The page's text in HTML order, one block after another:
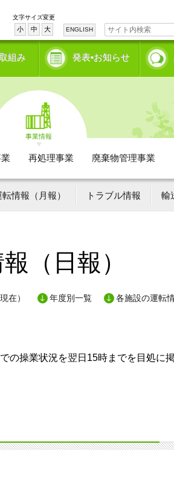
文字サイズ変更
小 中 大 ENGLISH
組み 発表•お知らせ
事業情報
再処理事業 廃棄物管理事業
転情報（月報） トラブル情報 輸
（日報）
在） 年度別一覧 各施設の運転
の操業状況を翌日15時までを目処に